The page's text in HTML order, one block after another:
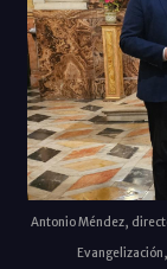
Antonio Méndez,